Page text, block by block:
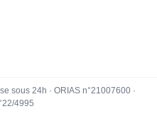
sous 24h · ORIAS n°21007600 ·
4995